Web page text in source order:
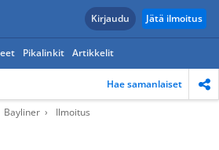
Kirjaudu Jätä ilmoitus
Pikalinkit Artikkelit
Hae samanlaiset
Bayliner Ilmoitus